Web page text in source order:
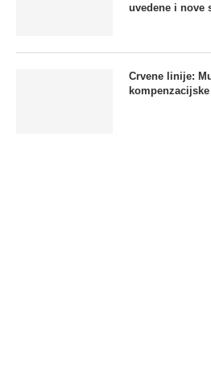
uvedene i nove
Crvene linije: